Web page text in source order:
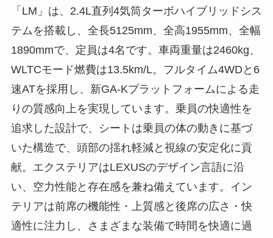
「LM」は、2.4L直列4気筒ターボハイブリッドシス
テムを搭載し、全長5125mm、全高1955mm、全幅
1890mmで、定員は4名です。車両重量は2460kg、
WLTCモード燃費は13.5km/L。フルタイム4WDと6
速ATを採用し、新GA-Kプラットフォームによる走
りの質感向上を実現しています。乗員の快適性を
追求した設計で、シートは乗員の体の動きに基づ
いた構造で、頭部の揺れ軽減と視線の安定化に貢
献。エクステリアはLEXUSのデザイン言語に沿
い、空力性能と存在感を兼ね備えています。イン
テリアは前席の機能性・上質感と後席の広さ・快
適性に注力し、さまざまな装備で時間を快適に過